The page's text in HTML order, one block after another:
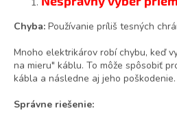
Chyba: Používanie príliš tesných
Mnoho elektrikárov robí chybu, keď
na mieru" káblu. To môže spôsobiť
kábla a následne aj jeho poškodenie.
Správne riešenie: